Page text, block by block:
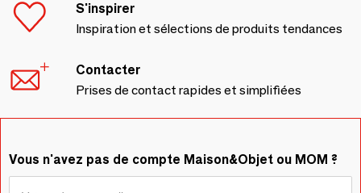
S'inspirer
Inspiration et sélections de produits tendances
Contacter
Prises de contact rapides et simplifiées
Vous n'avez pas de compte Maison&Objet ou MOM ?